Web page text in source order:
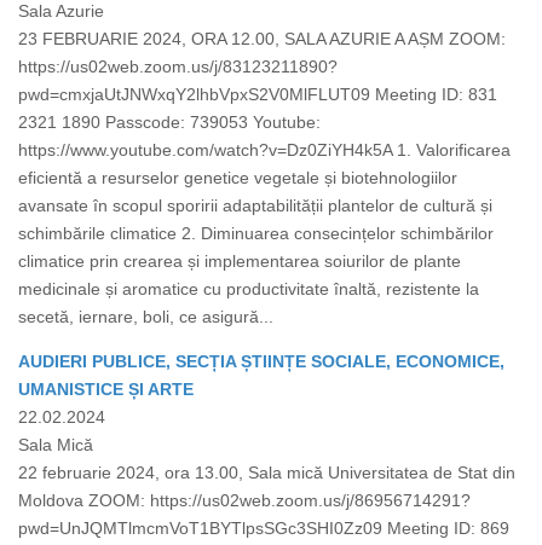
Sala Azurie
23 FEBRUARIE 2024, ORA 12.00, SALA AZURIE A AȘM ZOOM:
https://us02web.zoom.us/j/83123211890?
pwd=cmxjaUtJNWxqY2lhbVpxS2V0MlFLUT09 Meeting ID: 831
2321 1890 Passcode: 739053 Youtube:
https://www.youtube.com/watch?v=Dz0ZiYH4k5A 1. Valorificarea
eficientă a resurselor genetice vegetale și biotehnologiilor
avansate în scopul sporirii adaptabilității plantelor de cultură și
schimbările climatice 2. Diminuarea consecințelor schimbărilor
climatice prin crearea și implementarea soiurilor de plante
medicinale și aromatice cu productivitate înaltă, rezistente la
secetă, iernare, boli, ce asigură...
AUDIERI PUBLICE, SECȚIA ȘTIINȚE SOCIALE, ECONOMICE,
UMANISTICE ȘI ARTE
22.02.2024
Sala Mică
22 februarie 2024, ora 13.00, Sala mică Universitatea de Stat din
Moldova ZOOM: https://us02web.zoom.us/j/86956714291?
pwd=UnJQMTlmcmVoT1BYTlpsSGc3SHI0Zz09 Meeting ID: 869